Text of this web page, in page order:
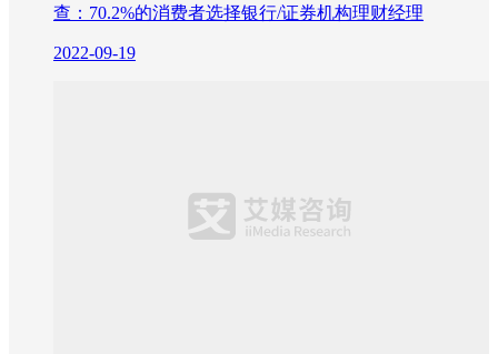
查：70.2%的消费者选择银行/证券机构理财经理
2022-09-19